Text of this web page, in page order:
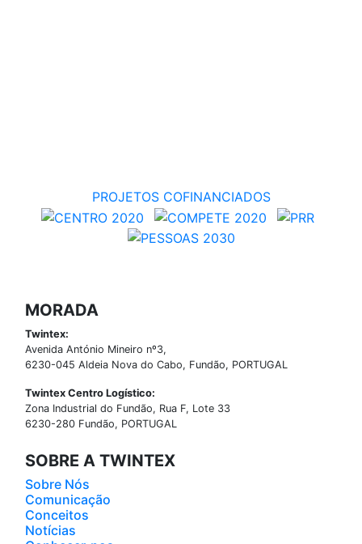
PROJETOS COFINANCIADOS
MORADA
Twintex:
Avenida António Mineiro nº3,
6230-045 Aldeia Nova do Cabo, Fundão, PORTUGAL
Twintex Centro Logístico:
Zona Industrial do Fundão, Rua F, Lote 33
6230-280 Fundão, PORTUGAL
SOBRE A TWINTEX
Sobre Nós
Comunicação
Conceitos
Notícias